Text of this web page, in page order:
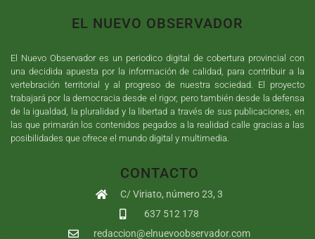
EL NUEVO OBSERVADOR
El Nuevo Observador es un periodico digital de cobertura provincial con
una decidida apuesta por la información de calidad, para contribuir a la
vertebración territorial y al progreso de nuestra sociedad. El proyecto
trabajará por la democracia desde el rigor, pero también desde la defensa
de la igualdad, la pluralidad y la libertad a través de sus publicaciones, en
las que primarán los contenidos pegados a la realidad calle gracias a las
posibilidades que ofrece el mundo digital y multimedia.
CONTACTO
C/ Viriato, número 23, 3
637 512 178
redaccion@elnuevoobservador.com